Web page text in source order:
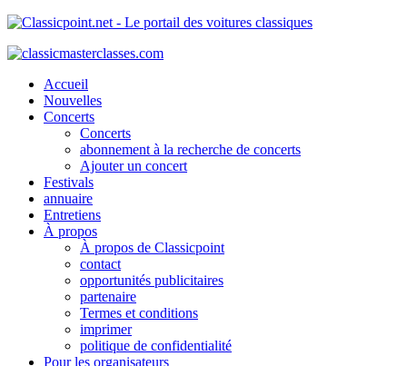
Accueil
Nouvelles
Concerts
Concerts
abonnement à la recherche de concerts
Ajouter un concert
Festivals
annuaire
Entretiens
À propos
À propos de Classicpoint
contact
opportunités publicitaires
partenaire
Termes et conditions
imprimer
politique de confidentialité
Pour les organisateurs